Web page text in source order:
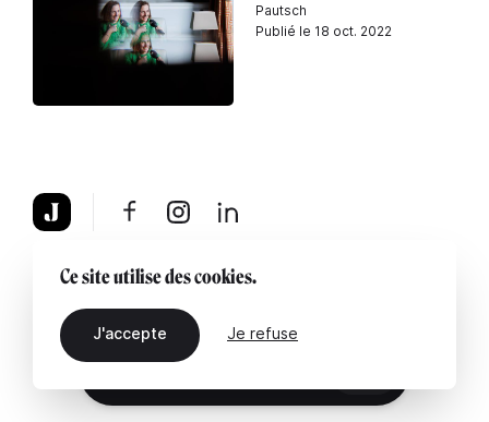
Pautsch
Publié le 18 oct. 2022
À propos Mentions légales Contactez-nous
Ce site utilise des cookies.
J'accepte Je refuse